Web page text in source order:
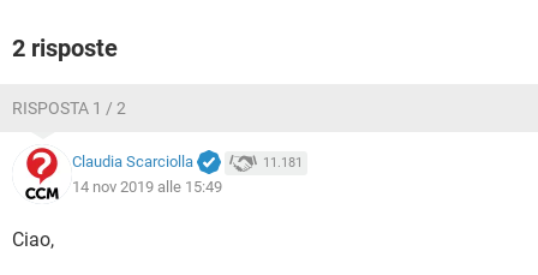
2 risposte
RISPOSTA 1 / 2
Claudia Scarciolla 11.181
14 nov 2019 alle 15:49
Ciao,